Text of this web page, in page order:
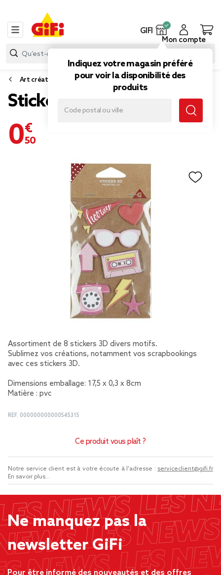
GIFI
Indiquez votre magasin préféré
pour voir la disponibilité des
produits
Mon compte
Art créatif et kit créatif
Sticker 3D en Pvc
0,50 €
Assortiment de 8 stickers 3D divers motifs.
Sublimez vos créations, notamment vos scrapbookings
avec ces stickers 3D.
Dimensions emballage: 17,5 x 0,3 x 8cm
Matière : pvc
REF. 000000000000545315
Ce produit vous plaît ?
Notre service client est à votre écoute à l'adresse : serviceclient@gifi.fr
En savoir plus...
Ne manquez pas la
newsletter GiFi
Pour être informé des nouveautés et des offres